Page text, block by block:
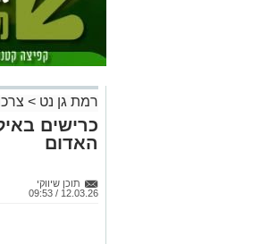
רמת גן נט >
כרישים
האדום
תוכן שיווקי
12.03.26 / 09:53